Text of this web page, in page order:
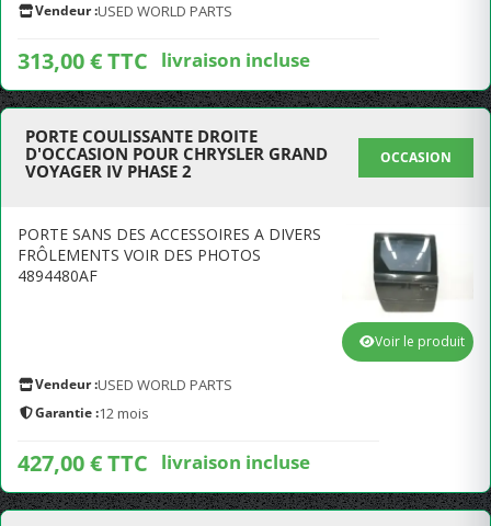
Vendeur :USED WORLD PARTS
313,00 € TTC livraison incluse
PORTE COULISSANTE DROITE
D'OCCASION POUR CHRYSLER GRAND
VOYAGER IV PHASE 2
OCCASION
PORTE SANS DES ACCESSOIRES A DIVERS
FRÔLEMENTS VOIR DES PHOTOS
4894480AF
Vendeur :USED WORLD PARTS
Garantie :12 mois
427,00 € TTC livraison incluse
Voir le produit